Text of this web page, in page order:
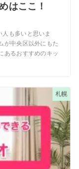
はここ！
も多いと思いま
が中央区以外にもた
あるおすすめのキッ
札幌